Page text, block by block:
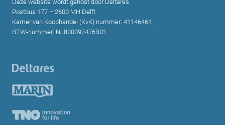
Deze website wordt gehost door Deltares
Postbus 177 – 2600 MH Delft
Kamer van Koophandel (KvK) nummer: 41146461
BTW-nummer: NL800097476B01